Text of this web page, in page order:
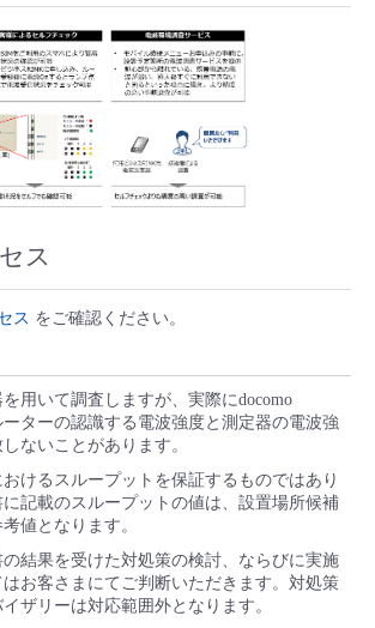
Access
ス
ス をご確認ください。
用いて調査しますが、実際にdocomo
ーターの認識する電波強度と測定器の電波強
ないことがあります。
けるスループットを保証するものではあり
に記載のスループットの値は、設置場所候補
値となります。
結果を受けた対処策の検討、ならびに実施
お客さまにてご判断いただきます。対処策
ザリーは対応範囲外となります。